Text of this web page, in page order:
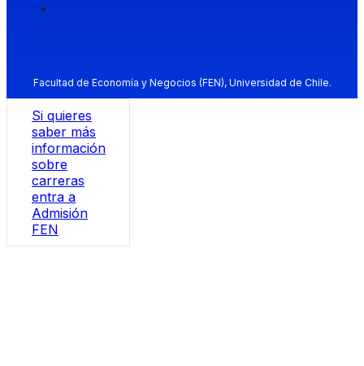
Facultad de Economía y Negocios (FEN), Universidad de Chile.
Si quieres
saber más
información
sobre
carreras
entra a
Admisión
FEN